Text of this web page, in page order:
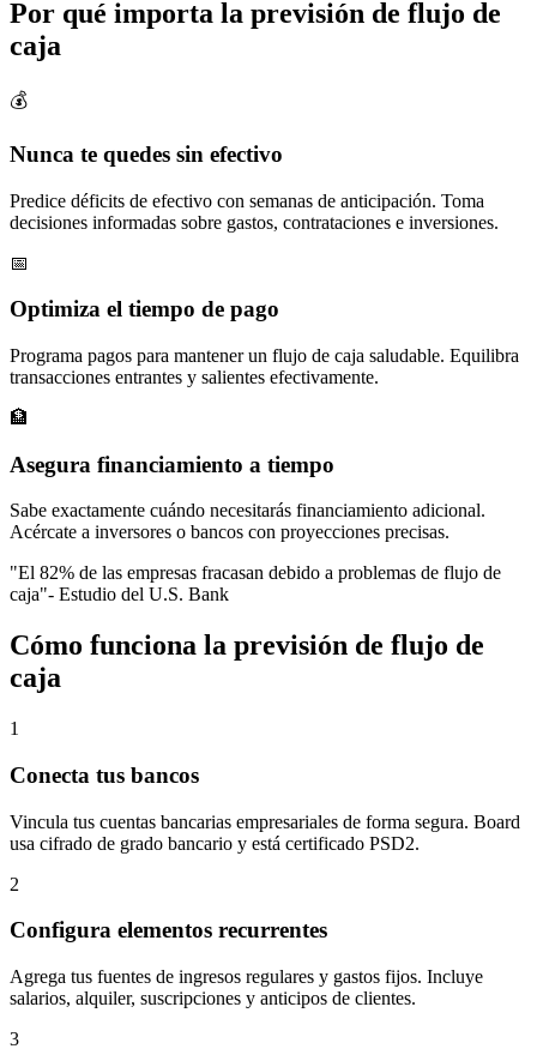
Por qué importa la previsión de flujo de
caja
💰
Nunca te quedes sin efectivo
Predice déficits de efectivo con semanas de anticipación. Toma
decisiones informadas sobre gastos, contrataciones e inversiones.
📅
Optimiza el tiempo de pago
Programa pagos para mantener un flujo de caja saludable. Equilibra
transacciones entrantes y salientes efectivamente.
🏦
Asegura financiamiento a tiempo
Sabe exactamente cuándo necesitarás financiamiento adicional.
Acércate a inversores o bancos con proyecciones precisas.
"El 82% de las empresas fracasan debido a problemas de flujo de
caja"- Estudio del U.S. Bank
Cómo funciona la previsión de flujo de
caja
1
Conecta tus bancos
Vincula tus cuentas bancarias empresariales de forma segura. Board
usa cifrado de grado bancario y está certificado PSD2.
2
Configura elementos recurrentes
Agrega tus fuentes de ingresos regulares y gastos fijos. Incluye
salarios, alquiler, suscripciones y anticipos de clientes.
3